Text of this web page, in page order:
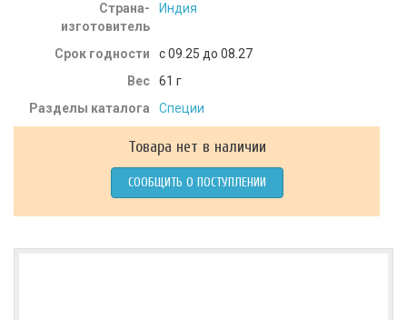
Страна-
изготовитель
Индия
Срок годности
c 09.25 до 08.27
Вес
61 г
Разделы каталога
Специи
Товара нет в наличии
СООБЩИТЬ О ПОСТУПЛЕНИИ